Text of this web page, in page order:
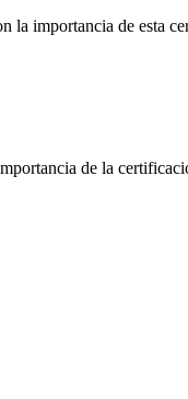
importancia de esta
de la